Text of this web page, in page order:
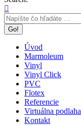
Úvod
Marmoleum
Vinyl
Vinyl Click
PVC
Flotex
Referencie
Virtuálna podlaha
Kontakt